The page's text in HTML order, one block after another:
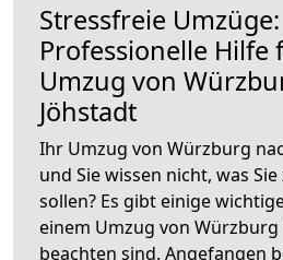
Stressfreie Umzüge:
Professionelle Hilfe
Umzug von
Jöhstadt
Ihr Umzug von Würzburg
und Sie wissen nicht, was
sollen? Es gibt einige
einem Umzug von Würzburg
beachten sind. Angefangen